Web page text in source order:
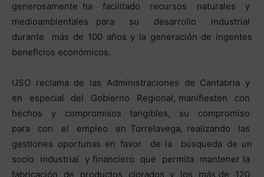
generosamente ha facilitado recursos naturales y
medioambientales para su desarrollo industrial
durante más de 100 años y la generación de ingentes
beneficios económicos.
USO reclama de las Administraciones de Cantabria y
en especial del Gobierno Regional, manifiesten con
hechos y compromisos tangibles, su compromiso
para con el empleo en Torrelavega, realizando las
gestiones oportunas en favor de la búsqueda de un
socio industrial y financiero que permita mantener la
fabricación de productos clorados y los más de 120